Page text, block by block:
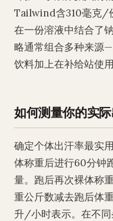
Tailwind含310毫克/
在一份溶液中结合了
略通常组合多种来源
饮料加上在补给站使用
如何测量你的实
确定个体出汗率最实
体称重后进行60分钟
量。跑后再次裸体称
重公斤数减去跑后体
升/小时表示。在不同